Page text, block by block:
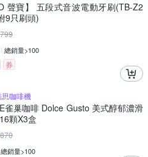
聲寶】 五段式音波電動牙刷(TB-Z2
9只刷頭)
799
總銷量>100
券
咖啡機
雀巢咖啡 Dolce Gusto 美式醇郁濃滑
顆X3盒
870
總銷量>100